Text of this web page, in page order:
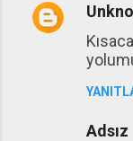
Y
Adsız